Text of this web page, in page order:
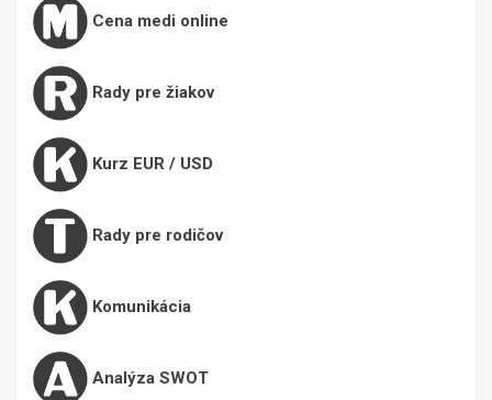
Cena medi online
Rady pre žiakov
Kurz EUR / USD
Rady pre rodičov
Komunikácia
Analýza SWOT